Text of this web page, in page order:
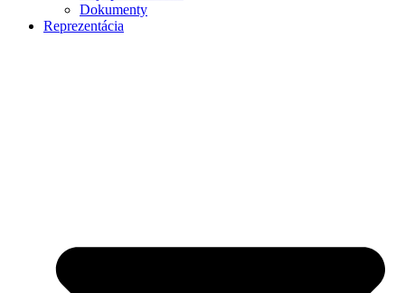
Dokumenty
Reprezentácia